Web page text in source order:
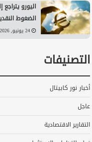
اليورو
الضغوط
24 يونيو, 2026 11:28 م
التصنيفات
أخبار نور كابيتال
عاجل
التقارير الاقتصادية